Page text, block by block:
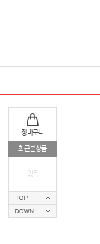
장바구니
최근본상품
없음